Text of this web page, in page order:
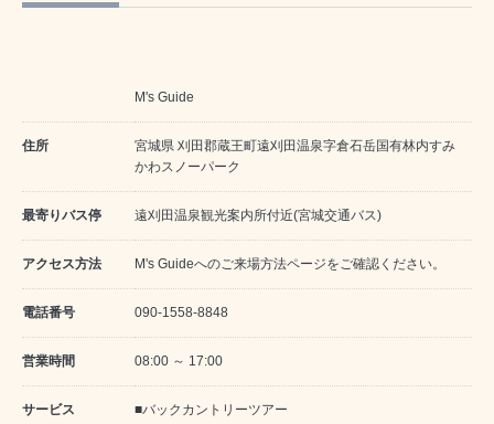
M's Guide
住所
宮城県 刈田郡蔵王町遠刈田温泉字倉石岳国有林内すみ
かわスノーパーク
最寄りバス停 遠刈田温泉観光案内所付近(宮城交通バス)
アクセス方法 M's Guideへのご来場方法ページをご確認ください。
電話番号 090-1558-8848
営業時間 08:00 ～ 17:00
サービス ■バックカントリーツアー